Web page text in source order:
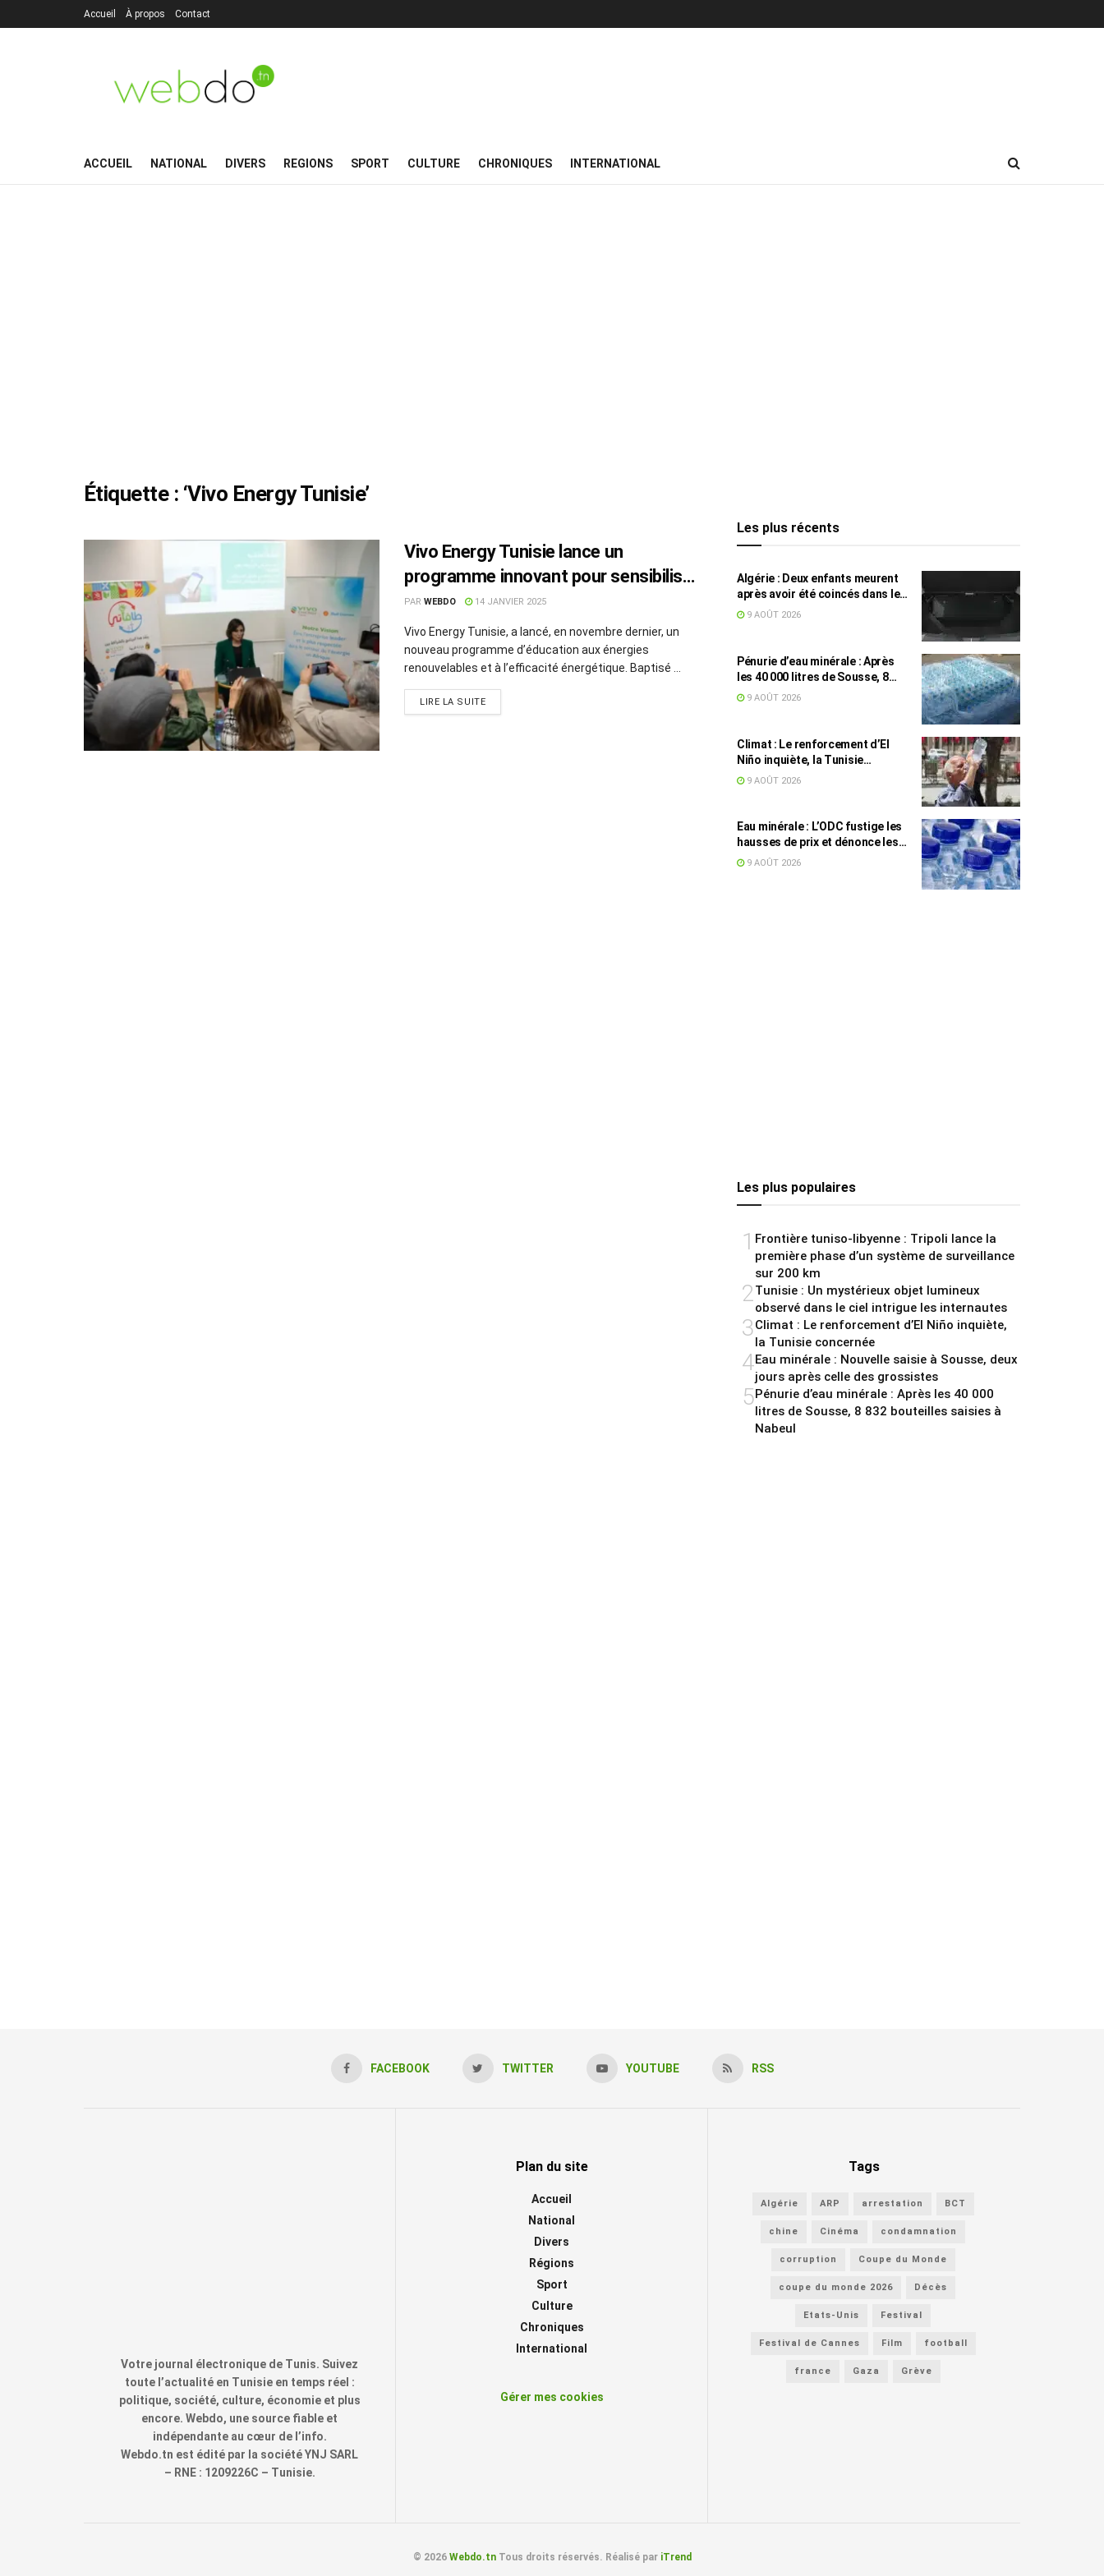
Accueil À propos Contact
ACCUEIL NATIONAL DIVERS REGIONS SPORT CULTURE CHRONIQUES INTERNATIONAL
Étiquette : ‘Vivo Energy Tunisie’
Vivo Energy Tunisie lance un
programme innovant pour sensibiliser
les élèves aux énergies renouvelables
PAR WEBDO 14 JANVIER 2025
Vivo Energy Tunisie, a lancé, en novembre dernier, un
nouveau programme d’éducation aux énergies
renouvelables et à l’efficacité énergétique. Baptisé ...
LIRE LA SUITE
Les plus récents
Algérie : Deux enfants meurent
après avoir été coincés dans le
coffre d’une voiture
9 AOÛT 2026
Pénurie d’eau minérale : Après
les 40 000 litres de Sousse, 8
832 bouteilles saisies à Nabeul
9 AOÛT 2026
Climat : Le renforcement d’El
Niño inquiète, la Tunisie
concernée
9 AOÛT 2026
Eau minérale : L’ODC fustige les
hausses de prix et dénonce les
profiteurs de la pénurie
9 AOÛT 2026
Les plus populaires
1 Frontière tuniso-libyenne : Tripoli lance la
première phase d’un système de surveillance
sur 200 km
2Tunisie : Un mystérieux objet lumineux
observé dans le ciel intrigue les internautes
3Climat : Le renforcement d’El Niño inquiète,
la Tunisie concernée
4Eau minérale : Nouvelle saisie à Sousse, deux
jours après celle des grossistes
5Pénurie d’eau minérale : Après les 40 000
litres de Sousse, 8 832 bouteilles saisies à
Nabeul
FACEBOOK TWITTER YOUTUBE RSS
Votre journal électronique de Tunis. Suivez
toute l’actualité en Tunisie en temps réel :
politique, société, culture, économie et plus
encore. Webdo, une source fiable et
indépendante au cœur de l’info.
Webdo.tn est édité par la société YNJ SARL
– RNE : 1209226C – Tunisie.
Plan du site
Accueil
National
Divers
Régions
Sport
Culture
Chroniques
International
Gérer mes cookies
Tags
Algérie ARP arrestation BCT
chine Cinéma condamnation
corruption Coupe du Monde
coupe du monde 2026 Décès
Etats-Unis Festival
Festival de Cannes Film football
france Gaza Grève
© 2026 Webdo.tnTous droits réservés. Réalisé par iTrend